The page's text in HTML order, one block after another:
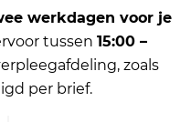
werkdagen voor je
tussen 15:00 –
zoals
per brief.